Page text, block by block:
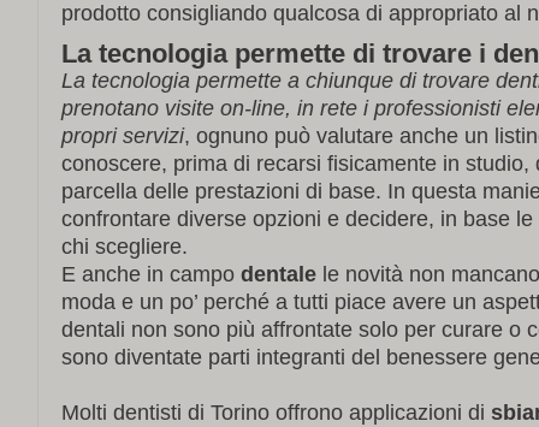
prodotto consigliando qualcosa di appropriato al
La tecnologia permette di trovare i
La tecnologia permette a chiunque di trovare
prenotano visite on-line, in rete i professionisti
propri servizi, ognuno può valutare anche un
conoscere, prima di recarsi fisicamente in studio,
parcella delle prestazioni di base. In questa
confrontare diverse opzioni e decidere, in base
chi scegliere.
E anche in campo dentalele novità non
moda e un po’ perché a tutti piace avere un
dentali non sono più affrontate solo per curare o
sono diventate parti integranti del benessere
Molti dentisti di Torino offrono applicazioni di